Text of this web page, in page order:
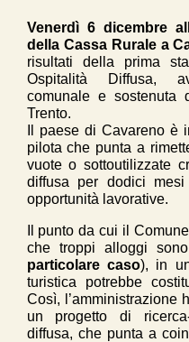
Venerdì 6 dicembre
della Cassa Rurale a
risultati della prima
Ospitalità Diffusa,
comunale e sostenuta
Trento.
Il paese di Cavareno è
pilota che punta a
vuote o sottoutilizzate
diffusa per dodici
opportunità lavorative.
Il punto da cui il
che troppi alloggi
particolare caso), in
turistica potrebbe
Così, l’amministrazione
un progetto di
diffusa, che punta a